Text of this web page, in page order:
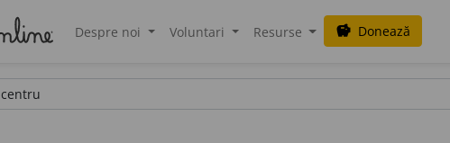
Despre noi Voluntari Resurse savings Donează